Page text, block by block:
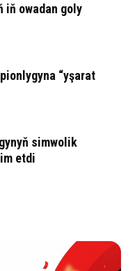
iň owadan goly
“yşarat
simwolik
etdi